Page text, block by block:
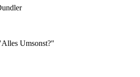
Umsonst?"